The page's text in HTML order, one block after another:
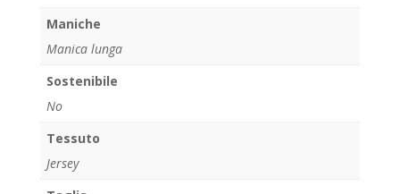
Maniche
Manica lunga
Sostenibile
No
Tessuto
Jersey